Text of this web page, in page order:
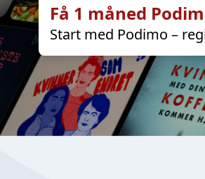
Få 1 måned
Start med Podimo –